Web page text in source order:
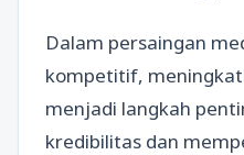
Dalam persaingan
kompetitif,
menjadi langkah
kredibilitas dan